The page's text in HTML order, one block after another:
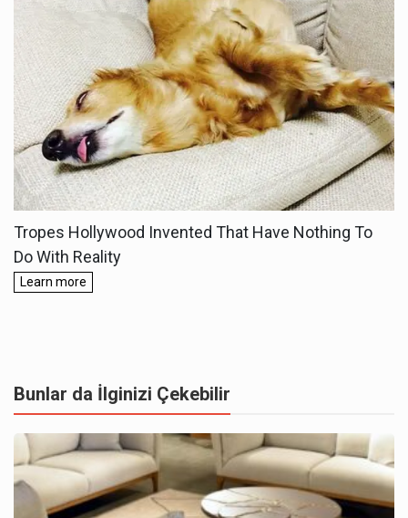
Bunlar da İlginizi Çekebilir